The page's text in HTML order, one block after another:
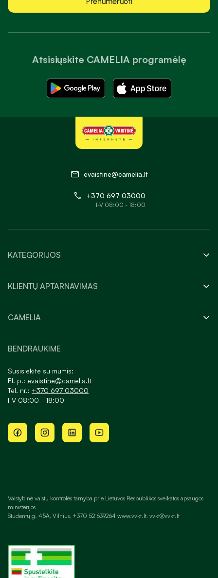
Atsisiųskite CAMELIA programėlę
evaistine@camelia.lt
+370 697 03000
I-V 08:00 - 18:00
KATEGORIJOS
KLIENTŲ APTARNAVIMAS
CAMELIA
BENDRAUKIME
Susisiekite su mumis:
El. p.: evaistine@camelia.lt
Tel. nr.: +370 697 03000
I-V 08:00 - 18:00
Valstybinė vaistų kontrolės tarnyba prie Lietuvos Respublikos sveikatos apsaugos
ministerijos
Studentų g. 45A, Vilnius, +370 52 639264 www.vvkt.lt, vvkt@vvkt.lt